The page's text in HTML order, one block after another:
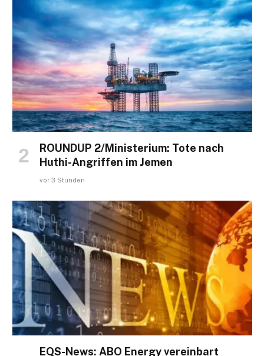
ROUNDUP 2/Ministerium: Tote nach
Huthi-Angriffen im Jemen
vor 3 Stunden
EQS-News: ABO Energy vereinbart